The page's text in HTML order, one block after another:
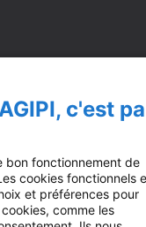
c'est
bon fonctionnement de
cookies fonctionnels
et préférences pour
comme les